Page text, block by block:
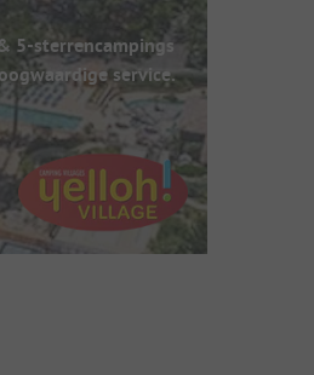
5-sterrencampings
service.